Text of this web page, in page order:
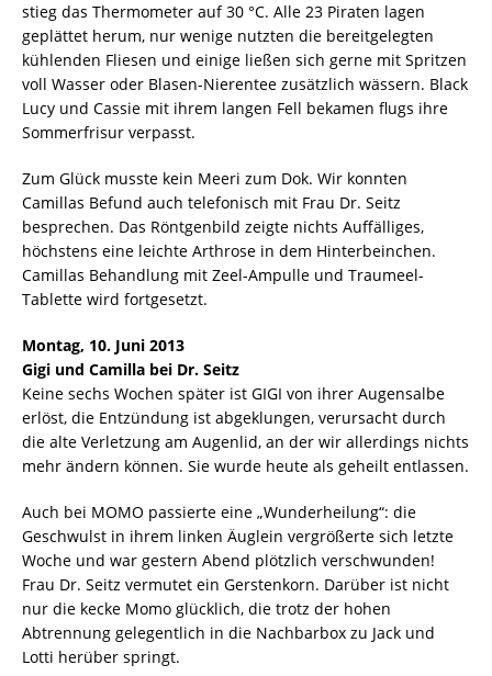
stieg das Thermometer auf 30 °C. Alle 23 Piraten lagen
geplättet herum, nur wenige nutzten die bereitgelegten
kühlenden Fliesen und einige ließen sich gerne mit Spritzen
voll Wasser oder Blasen-Nierentee zusätzlich wässern. Black
Lucy und Cassie mit ihrem langen Fell bekamen flugs ihre
Sommerfrisur verpasst.
Zum Glück musste kein Meeri zum Dok. Wir konnten
Camillas Befund auch telefonisch mit Frau Dr. Seitz
besprechen. Das Röntgenbild zeigte nichts Auffälliges,
höchstens eine leichte Arthrose in dem Hinterbeinchen.
Camillas Behandlung mit Zeel-Ampulle und Traumeel-
Tablette wird fortgesetzt.
Montag, 10. Juni 2013
Gigi und Camilla bei Dr. Seitz
Keine sechs Wochen später ist GIGI von ihrer Augensalbe
erlöst, die Entzündung ist abgeklungen, verursacht durch
die alte Verletzung am Augenlid, an der wir allerdings nichts
mehr ändern können. Sie wurde heute als geheilt entlassen.
Auch bei MOMO passierte eine „Wunderheilung“: die
Geschwulst in ihrem linken Äuglein vergrößerte sich letzte
Woche und war gestern Abend plötzlich verschwunden!
Frau Dr. Seitz vermutet ein Gerstenkorn. Darüber ist nicht
nur die kecke Momo glücklich, die trotz der hohen
Abtrennung gelegentlich in die Nachbarbox zu Jack und
Lotti herüber springt.